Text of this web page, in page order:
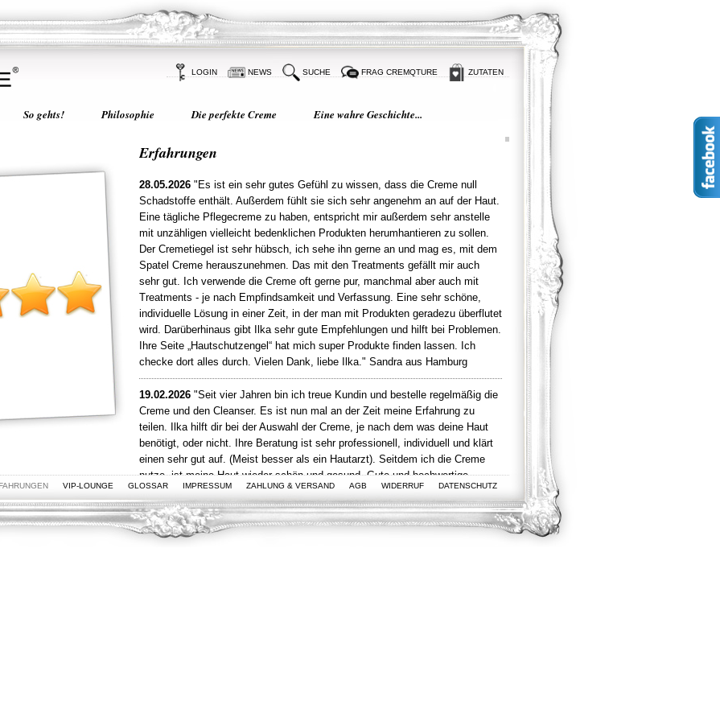
LOGIN NEWS SUCHE FRAG CREMQTURE ZUTATEN
So gehts! Philosophie Die perfekte Creme Eine wahre Geschichte...
Erfahrungen
28.05.2026 "Es ist ein sehr gutes Gefühl zu wissen, dass die Creme null
Schadstoffe enthält. Außerdem fühlt sie sich sehr angenehm an auf der Haut.
Eine tägliche Pflegecreme zu haben, entspricht mir außerdem sehr anstelle
mit unzähligen vielleicht bedenklichen Produkten herumhantieren zu sollen.
Der Cremetiegel ist sehr hübsch, ich sehe ihn gerne an und mag es, mit dem
Spatel Creme herauszunehmen. Das mit den Treatments gefällt mir auch
sehr gut. Ich verwende die Creme oft gerne pur, manchmal aber auch mit
Treatments - je nach Empfindsamkeit und Verfassung. Eine sehr schöne,
individuelle Lösung in einer Zeit, in der man mit Produkten geradezu überflutet
wird. Darüberhinaus gibt Ilka sehr gute Empfehlungen und hilft bei Problemen.
Ihre Seite „Hautschutzengel“ hat mich super Produkte finden lassen. Ich
checke dort alles durch. Vielen Dank, liebe Ilka." Sandra aus Hamburg
19.02.2026 "Seit vier Jahren bin ich treue Kundin und bestelle regelmäßig die
Creme und den Cleanser. Es ist nun mal an der Zeit meine Erfahrung zu
teilen.
Ilka hilft dir bei der Auswahl der Creme, je nach dem was deine Haut
benötigt, oder nicht.
Ihre Beratung ist sehr professionell, individuell und klärt
einen sehr gut auf. (Meist besser als ein Hautarzt). Seitdem ich die Creme
nutze, ist meine Haut wieder schön und gesund.Gute und hochwertige
Produkte haben ihren Preis, aber deine Haut wird es dir danken."Carina
04.09.2025"Ich fühle mich immer sehr gut beraten. Die Tips sind für mich
unheimlich wertvoll und Ilka macht keine Werbung für ihre eigenen Produkte
VIP-LOUNGE GLOSSAR IMPRESSUM ZAHLUNG & VERSAND AGB WIDERRUF DATENSCHUTZ